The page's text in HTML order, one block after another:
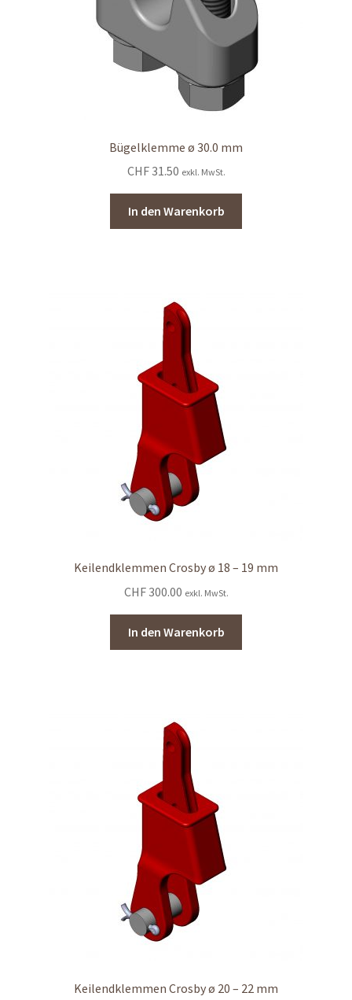
Bügelklemme ø 30.0 mm
CHF31.50 exkl. MwSt.
In den Warenkorb
Keilendklemmen Crosby ø 18 – 19 mm
CHF300.00 exkl. MwSt.
In den Warenkorb
Keilendklemmen Crosby ø 20 – 22 mm